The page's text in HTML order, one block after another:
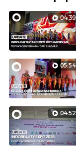
04:39
05:54
04:52